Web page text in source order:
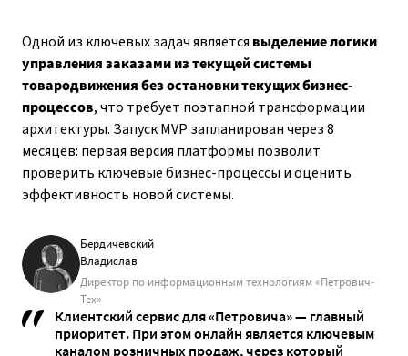
Одной из ключевых задач является выделение логики
управления заказами из текущей системы
товародвижения без остановки текущих бизнес-
процессов, что требует поэтапной трансформации
архитектуры. Запуск MVP запланирован через 8
месяцев: первая версия платформы позволит
проверить ключевые бизнес-процессы и оценить
эффективность новой системы.
Бердичевский
Владислав
Директор по информационным технологиям «Петрович-
Тех»
Клиентский сервис для «Петровича» — главный
приоритет. При этом онлайн является ключевым
каналом розничных продаж, через который